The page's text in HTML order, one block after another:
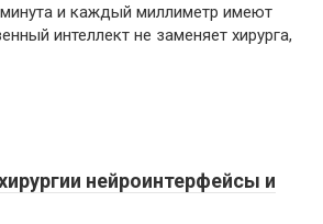
и каждый миллиметр имеют
интеллект не заменяет хирурга,
нейроинтерфейсы и